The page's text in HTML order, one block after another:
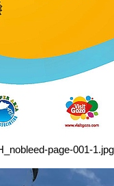
page-001-